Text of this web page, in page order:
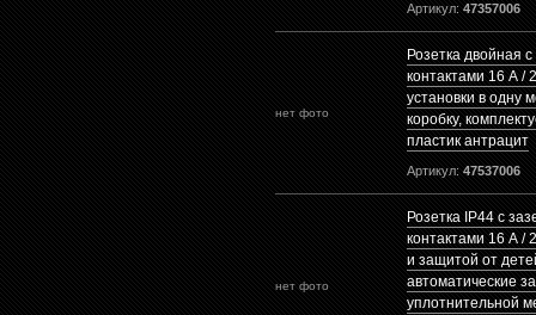
Артикул: 47357006
нет фото
Розетка двойная
контактами 16 А /
установки в одну
коробку,
пластик антрацит
Артикул: 47537006
нет фото
Розетка IP44 с
контактами 16 А /
и защитой от
автоматические
уплотнительной